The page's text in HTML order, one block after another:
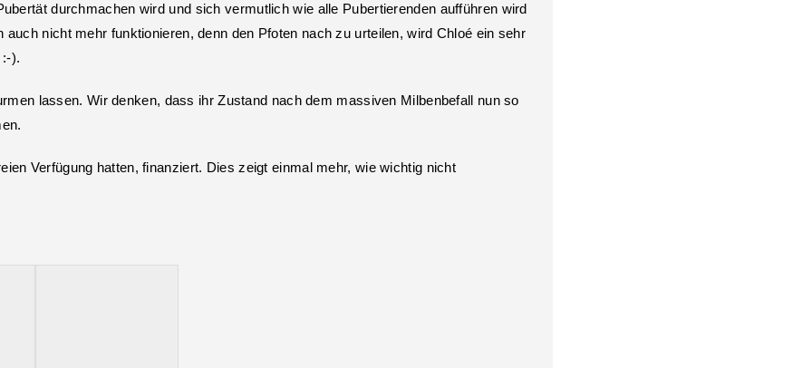
durchmachen wird und sich vermutlich wie alle Pubertierenden aufführen wird
nicht mehr funktionieren, denn den Pfoten nach zu urteilen, wird Chloé ein sehr
).
lassen. Wir denken, dass ihr Zustand nach dem massiven Milbenbefall nun so
Verfügung hatten, finanziert. Dies zeigt einmal mehr, wie wichtig nicht